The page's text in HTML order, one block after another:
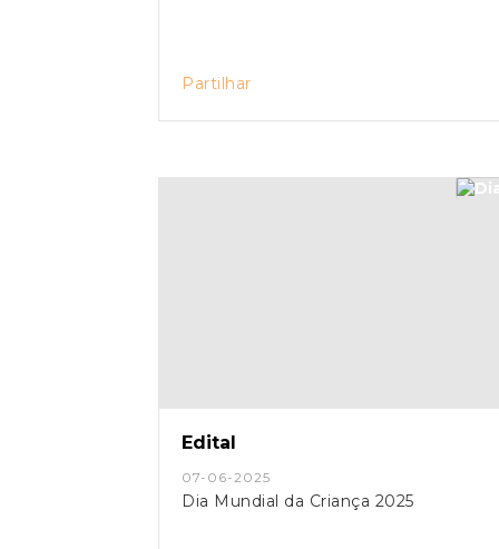
Partilhar
Edital
07-06-2025
Dia Mundial da Criança 2025